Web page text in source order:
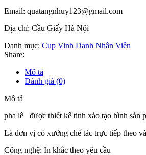
Email: quatangnhuy123@gmail.com
Địa chỉ: Cầu Giấy Hà Nội
Danh mục: Cup Vinh Danh Nhân Viên
Share:
Mô tả
Đánh giá (0)
Mô tả
pha lê được thiết kế tinh xảo tạo hình sản
Là đơn vị có xưởng chế tác trực tiếp theo
Công nghệ: In khắc theo yêu cầu